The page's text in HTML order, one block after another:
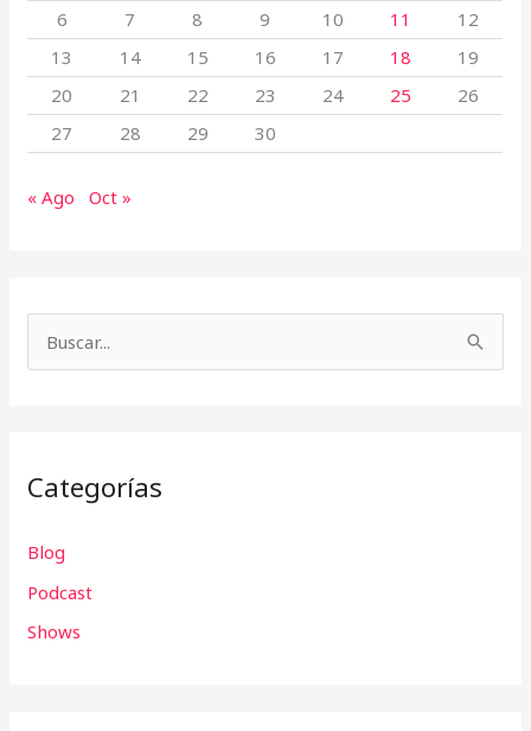
6
7 8 9 10 11
12
13
14 15 16 17 18
19
20
21 22 23 24 25
26
27
28 29 30
« Ago Oct »
a
p
o
r
Categorías
Blog
Podcast
Shows